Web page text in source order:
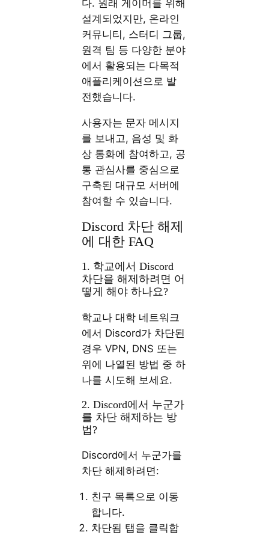
다. 원래 게이머를 위해
설계되었지만, 온라인
커뮤니티, 스터디 그룹,
원격 팀 등 다양한 분야
에서 활용되는 다목적
애플리케이션으로 발
전했습니다.
사용자는 문자 메시지
를 보내고, 음성 및 화
상 통화에 참여하고, 공
통 관심사를 중심으로
구축된 대규모 서버에
참여할 수 있습니다.
Discord 차단 해제
에 대한 FAQ
1. 학교에서 Discord
차단을 해제하려면 어
떻게 해야 하나요?
학교나 대학 네트워크
에서 Discord가 차단된
경우 VPN, DNS 또는
위에 나열된 방법 중 하
나를 시도해 보세요.
2. Discord에서 누군가
를 차단 해제하는 방
법?
Discord에서 누군가를
차단 해제하려면:
친구 목록으로 이동
합니다.
차단됨 탭을 클릭합